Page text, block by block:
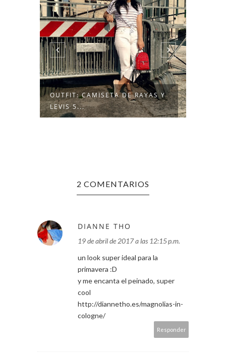
OUTFIT: CAMISETA DE RAYAS Y
LEVIS 5...
2 COMENTARIOS
DIANNE THO
19 de abril de 2017 a las 12:15 p.m.
un look super ideal para la
primavera :D
y me encanta el peinado, super
cool
http://diannetho.es/magnolias-in-
cologne/
Responder